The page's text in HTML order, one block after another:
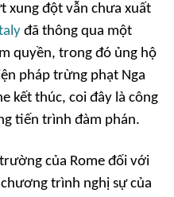
xung đột vẫn chưa xuất
đã thông qua một
quyền, trong đó ủng hộ
pháp trừng phạt Nga
kết thúc, coi đây là công
tiến trình đàm phán.
của Rome đối với
trình nghị sự của